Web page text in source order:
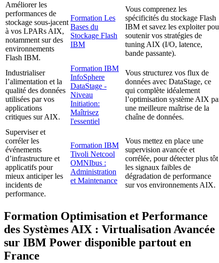
Améliorer les
performances de
stockage sous-jacent
à vos LPARs AIX,
notamment sur des
environnements
Flash IBM.
Formation Les
Bases du
Stockage Flash
IBM
Vous comprenez les
spécificités du stockage Flash
IBM et savez les exploiter
soutenir vos stratégies de
tuning AIX (I/O, latence,
bande passante).
Industrialiser
l’alimentation et la
qualité des données
utilisées par vos
applications
critiques sur AIX.
Formation IBM
InfoSphere
DataStage -
Niveau
Initiation:
Maîtrisez
l'essentiel
Vous structurez vos flux de
données avec DataStage, ce
qui complète idéalement
l’optimisation système AIX
une meilleure maîtrise de la
chaîne de données.
Superviser et
corréler les
événements
d’infrastructure et
applicatifs pour
mieux anticiper les
incidents de
performance.
Formation IBM
Tivoli Netcool
OMNIbus :
Administration
et Maintenance
Vous mettez en place une
supervision avancée et
corrélée, pour détecter plus tôt
les signaux faibles de
dégradation de performance
sur vos environnements AIX.
Formation Optimisation et Performance
des Systèmes AIX : Virtualisation Avancée
sur IBM Power disponible partout en
France